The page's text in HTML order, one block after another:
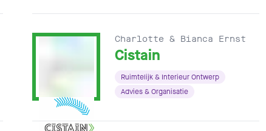
Charlotte & Bianca Ernst
Cistain
Ruimtelijk & Interieur Ontwerp
Advies & Organisatie